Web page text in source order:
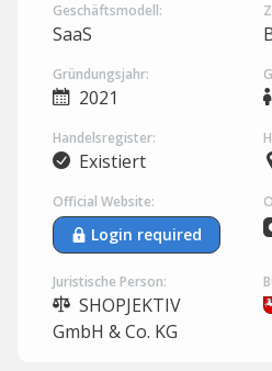
Geschäftsmodell:
SaaS
Gründungsjahr:
2021
Handelsregister:
Existiert
Official Website:
Login required
Juristische Person:
SHOPJEKTIV
GmbH & Co. KG